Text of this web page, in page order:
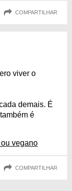
COMPARTILHAR
viver o
demais. É
é
vegano
COMPARTILHAR